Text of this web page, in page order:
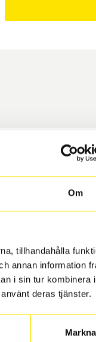
Om
tillhandahålla
annan information
i sin tur kombinera
deras tjänster.
i Göteborg. Välj
ser vi till att de